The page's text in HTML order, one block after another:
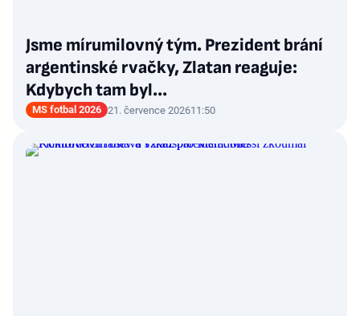
Jsme mírumilovný tým. Prezident brání
argentinské rvačky, Zlatan reaguje:
Kdybych tam byl...
MS fotbal 2026 21. července 202611:50